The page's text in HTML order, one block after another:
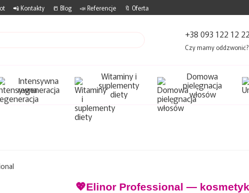
📲 Kontakty 📒 Blog 📣 Referencje 🔖 Oferta
+38 093 122 12
Czy mamy oddzwonić?
Intensywna
regeneracja
Witaminy i
suplementy
diety
Domowa
pielęgnacja
włosów
💖Elinor Professional —